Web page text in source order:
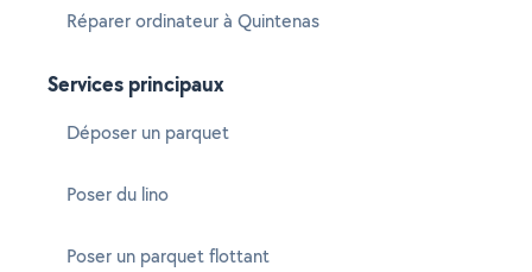
Réparer ordinateur à Quintenas
Services principaux
Déposer un parquet
Poser du lino
Poser un parquet flottant